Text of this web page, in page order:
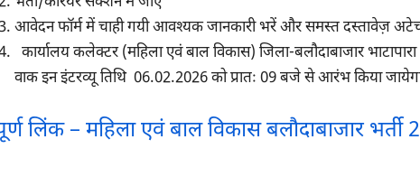
आवेदन फॉर्म में चाही गयी आवश्यक जानकारी भरें और समस्त दस्तावेज़
कार्यालय कलेक्टर (महिला एवं बाल विकास) जिला-बलौदाबाजार
वाक इन इंटरव्यू तिथि 06.02.2026 को प्रातः 09 बजे से आरंभ किया
लिंक – महिला एवं बाल विकास बलौदाबाजार भर्ती